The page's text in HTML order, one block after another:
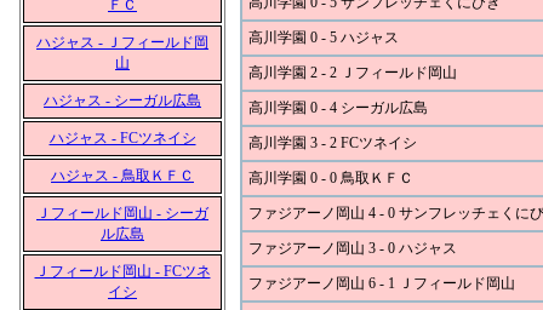
ＦＣ
ハジャス - Ｊフィールド岡
山
ハジャス - シーガル広島
ハジャス - FCツネイシ
ハジャス - 鳥取ＫＦＣ
Ｊフィールド岡山 - シーガ
ル広島
Ｊフィールド岡山 - FCツネ
イシ
高川学園 0 - 5 ハジャス
高川学園 2 - 2 Ｊフィールド岡山
高川学園 0 - 4 シーガル広島
高川学園 3 - 2 FCツネイシ
高川学園 0 - 0 鳥取ＫＦＣ
ファジアーノ岡山 4 - 0 サンフレッチェくに
ファジアーノ岡山 3 - 0 ハジャス
ファジアーノ岡山 6 - 1 Ｊフィールド岡山